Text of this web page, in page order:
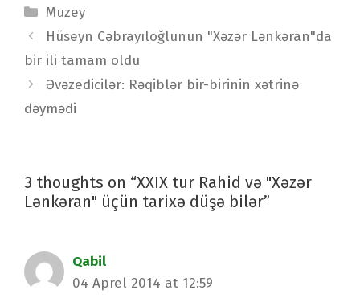
Categories
Muzey
Post
navigation
Hüseyn Cəbrayıloğlunun "Xəzər Lənkəran"da
bir ili tamam oldu
Əvəzedicilər: Rəqiblər bir-birinin xətrinə
dəymədi
3 thoughts on “XXIX tur Rahid və "Xəzər
Lənkəran" üçün tarixə düşə bilər”
Qabil
04 Aprel 2014 at 12:59